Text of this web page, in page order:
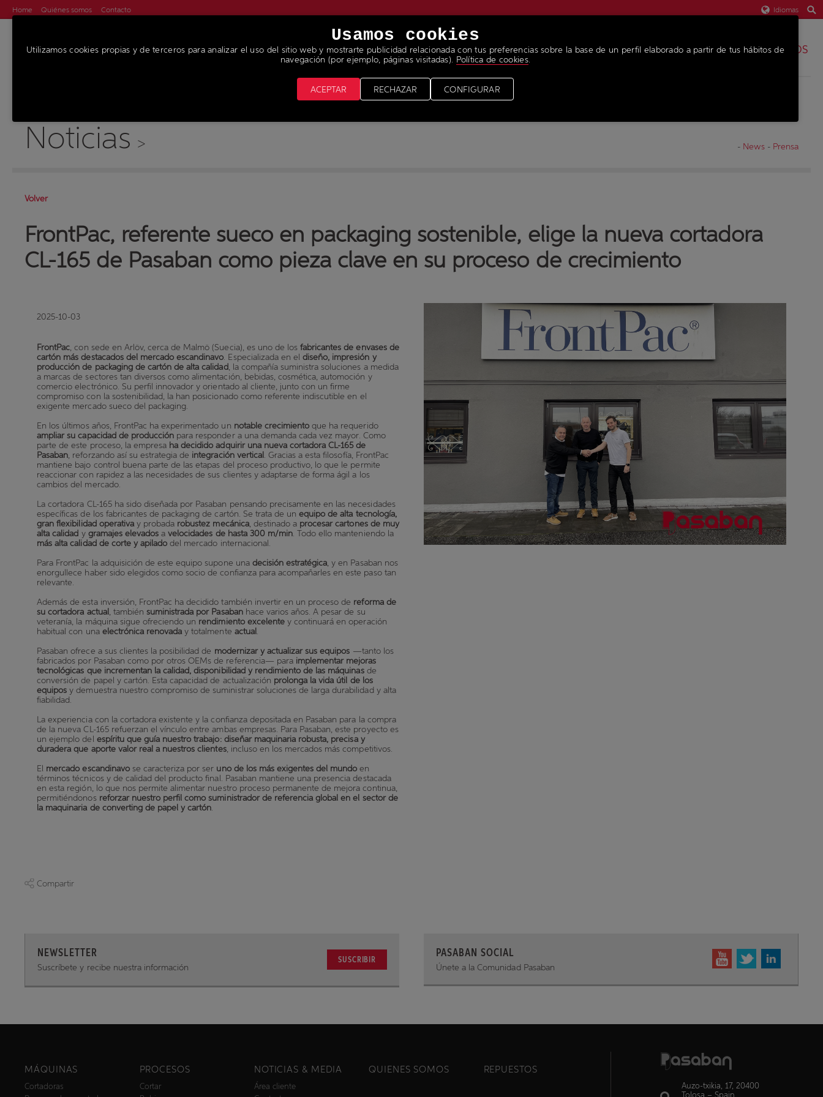
Home Quiénes somos Contacto Idiomas
MÁQUINAS SERVICIOS NOTICIAS & MEDIA ÚNETE A NUESTRO EQUIPO REPUESTOS
Noticias > - News- Prensa
Volver
FrontPac, referente sueco en packaging sostenible, elige la nueva cortadora
CL-165 de Pasaban como pieza clave en su proceso de crecimiento
2025-10-03
FrontPac, con sede en Arlöv, cerca de Malmö (Suecia), es uno de losfabricantes de envases de
cartón más destacados del mercado escandinavo. Especializada en eldiseño, impresión y
producción de packaging de cartón de alta calidad, la compañía suministra soluciones a medida
a marcas de sectores tan diversos como alimentación, bebidas, cosmética, automoción y
comercio electrónico. Su perfil innovador y orientado al cliente, junto con un firme
compromiso con la sostenibilidad, la han posicionado como referente indiscutible en el
exigente mercado sueco del packaging.
En los últimos años, FrontPac ha experimentado un notable crecimiento que ha requerido
ampliar su capacidad de producción para responder a una demanda cada vez mayor. Como
parte de este proceso, la empresa ha decidido adquirir una nueva cortadora CL-165 de
Pasaban, reforzando así su estrategia de integración vertical. Gracias a esta filosofía, FrontPac
mantiene bajo control buena parte de las etapas del proceso productivo, lo que le permite
reaccionar con rapidez a las necesidades de sus clientes y adaptarse de forma ágil a los
cambios del mercado.
La cortadora CL-165 ha sido diseñada por Pasaban pensando precisamente en las necesidades
específicas de los fabricantes de packaging de cartón. Se trata de unequipo de alta tecnología,
gran flexibilidad operativay probada robustez mecánica, destinado a procesar cartones de muy
alta calidad y gramajes elevados avelocidades de hasta 300 m/min. Todo ello manteniendo la
más alta calidad de corte y apiladodel mercado internacional.
Para FrontPac la adquisición de este equipo supone una decisión estratégica, y en Pasaban nos
enorgullece haber sido elegidos como socio de confianza para acompañarles en este paso tan
relevante.
Además de esta inversión, FrontPac ha decidido también invertir en un proceso de reforma de
su cortadora actual, también suministrada por Pasabanhace varios años. A pesar de su
veteranía, la máquina sigue ofreciendo un rendimiento excelentey continuará en operación
habitual con una electrónica renovaday totalmente actual.
Pasaban ofrece a sus clientes la posibilidad de modernizar y actualizar sus equipos —tanto los
fabricados por Pasaban como por otros OEMs de referencia— para implementar mejoras
tecnológicas que incrementan la calidad, disponibilidad y rendimiento de las máquinasde
conversión de papel y cartón. Esta capacidad de actualización prolonga la vida útil de los
equipos y demuestra nuestro compromiso de suministrar soluciones de larga durabilidad y alta
fiabilidad.
La experiencia con la cortadora existente y la confianza depositada en Pasaban para la compra
de la nueva CL-165 refuerzan el vínculo entre ambas empresas. Para Pasaban, este proyecto es
un ejemplo del espíritu que guía nuestro trabajo: diseñar maquinaria robusta, precisa y
duradera que aporte valor real a nuestros clientes, incluso en los mercados más competitivos.
El mercado escandinavose caracteriza por ser uno de los más exigentes del mundoen
términos técnicos y de calidad del producto final. Pasaban mantiene una presencia destacada
en esta región, lo que nos permite alimentar nuestro proceso permanente de mejora continua,
permitiéndonos reforzar nuestro perfil como suministrador de referencia global en el sector de
la maquinaria de converting de papel y cartón.
Compartir
NEWSLETTER
Suscríbete y recibe nuestra información
SUSCRIBIR
PASABAN SOCIAL
Únete a la Comunidad Pasaban
MÁQUINAS
Cortadoras
PROCESOS
Cortar
NOTICIAS & MEDIA
Área cliente
QUIENES SOMOS REPUESTOS
Auzo-txikia, 17, 20400
Tolosa – Spain
Usamos cookies
Utilizamos cookies propias y de terceros para analizar el uso del sitio web y mostrarte publicidad relacionada con tus preferencias sobre la base de un perfil elaborado a partir de tus hábitos de
navegación (por ejemplo, páginas visitadas). Política de cookies.
CONFIGURAR
RECHAZAR
ACEPTAR